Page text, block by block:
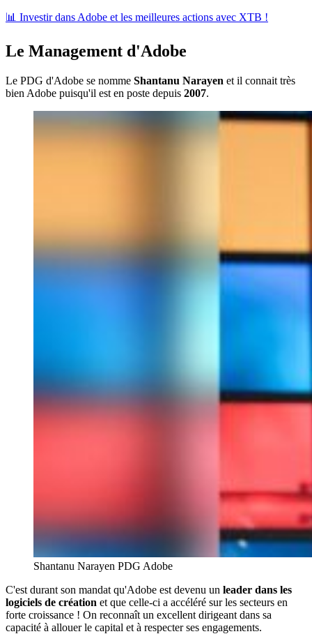
📊 Investir dans Adobe et les meilleures actions avec XTB !
Le Management d'Adobe
Le PDG d'Adobe se nomme Shantanu Narayen et il connait très
bien Adobe puisqu'il est en poste depuis 2007.
Shantanu Narayen PDG Adobe
C'est durant son mandat qu'Adobe est devenu un leader dans les
logiciels de création et que celle-ci a accéléré sur les secteurs en
forte croissance ! On reconnaît un excellent dirigeant dans sa
capacité à allouer le capital et à respecter ses engagements.